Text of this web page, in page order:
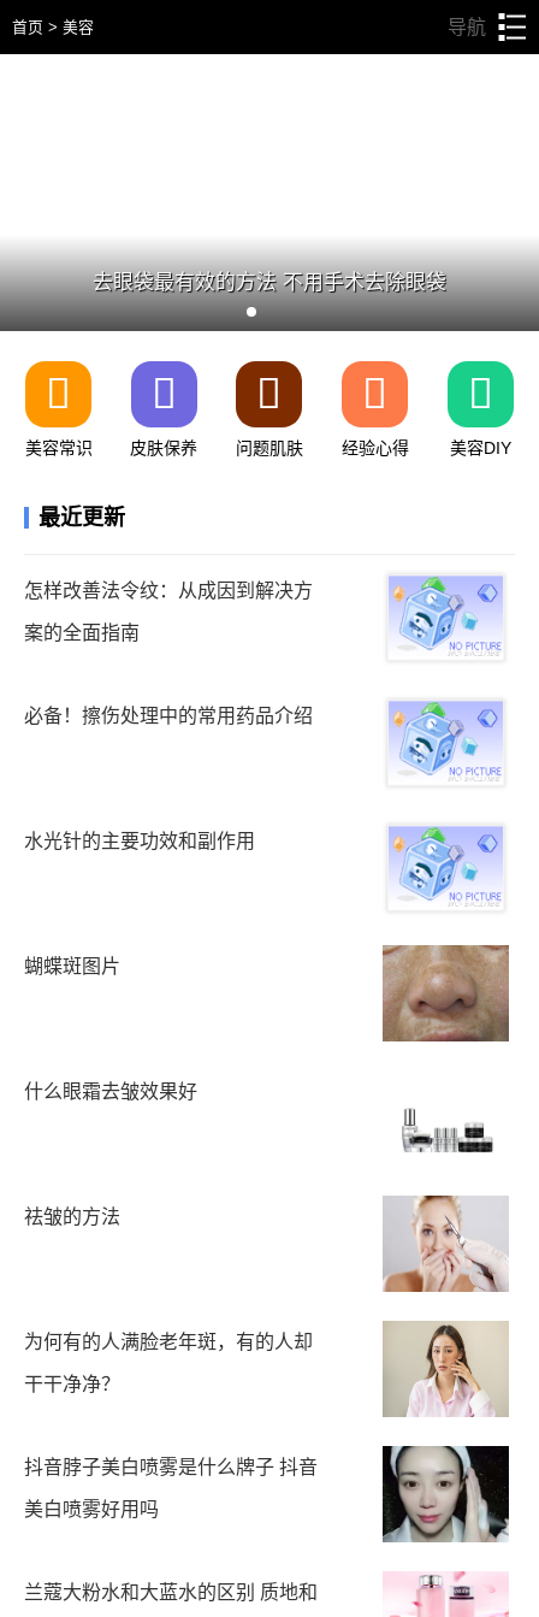
首页 > 美容 导航
去眼袋最有效的方法 不用手术去除眼袋

美容常识

皮肤保养

问题肌肤

经验心得

美容DIY
最近更新
怎样改善法令纹：从成因到解决方
案的全面指南
必备！擦伤处理中的常用药品介绍
水光针的主要功效和副作用
蝴蝶斑图片
什么眼霜去皱效果好
祛皱的方法
为何有的人满脸老年斑，有的人却
干干净净？
抖音脖子美白喷雾是什么牌子 抖音
美白喷雾好用吗
兰蔻大粉水和大蓝水的区别 质地和